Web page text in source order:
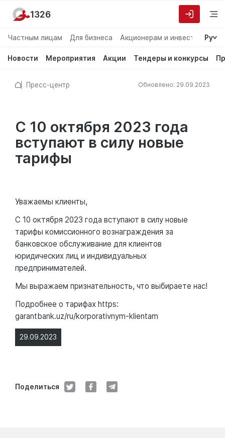
Частным лицам Для бизнеса Акционерам и инвесторам
Ру
Новости Мероприятия Акции Тендеры и конкурсы
1326
Пресс-центр Обновлено: 29.09.2023
С 10 октября 2023 года
вступают в силу новые
тарифы
29.09.2023
Поделиться
Уважаемы клиенты,
С 10 октября 2023 года вступают в силу новые
тарифы комиссионного вознаграждения за
банковское обслуживание для клиентов
юридических лиц и индивидуальных
предпринимателей.
Мы выражаем признательность, что выбираете нас!
Подробнее о тарифах https:
garantbank.uz/ru/korporativnym-klientam